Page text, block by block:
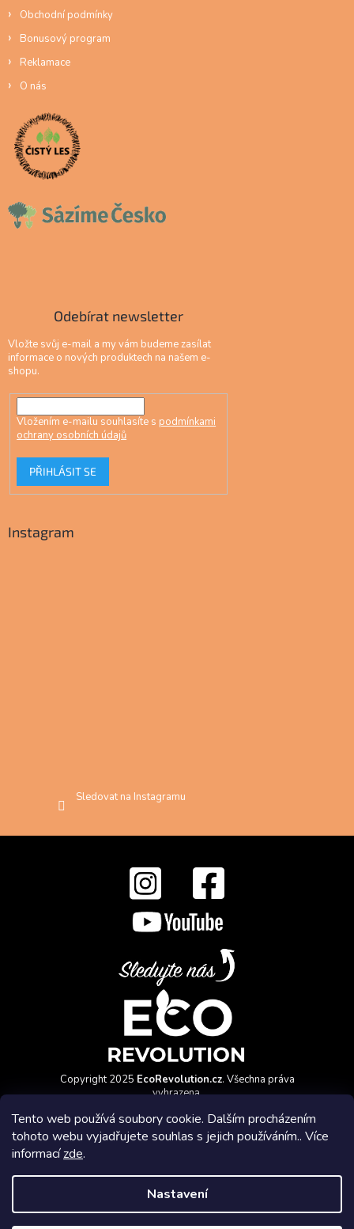
Tento web používá soubory cookie. Dalším procházením
tohoto webu vyjadřujete souhlas s jejich používáním.. Více
informacízde.
Nastavení
Obchodní podmínky
Bonusový program
Reklamace
O nás
Odebírat newsletter
Vložte svůj e-mail a my vám budeme zasílat
informace o nových produktech na našem e-
shopu.
Vložením e-mailu souhlasíte s podmínkami
ochrany osobních údajů
PŘIHLÁSIT SE
Instagram
Sledovat na Instagramu
Copyright 2025 EcoRevolution.cz. Všechna práva
vyhrazena.
Affiliate program